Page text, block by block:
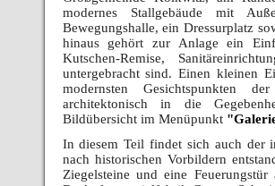
modernes Stallgebäude mit
Bewegungshalle, ein Dressurplatz
hinaus gehört zur Anlage ein
Kutschen-Remise,
untergebracht sind. Einen kleinen
modernsten Gesichtspunkten
architektonisch in die
Bildübersicht im Menüpunkt
In diesem Teil findet sich auch der
nach historischen Vorbildern
Ziegelsteine und eine